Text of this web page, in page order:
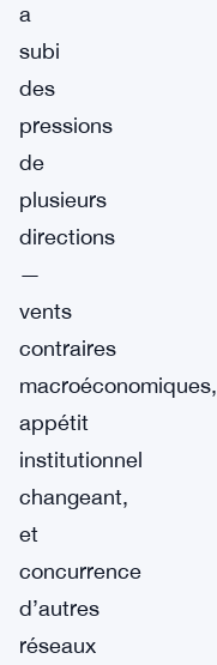
a
subi
des
pressions
de
plusieurs
directions
—
vents
contraires
macroéconomiques,
appétit
institutionnel
changeant,
et
concurrence
d’autres
réseaux